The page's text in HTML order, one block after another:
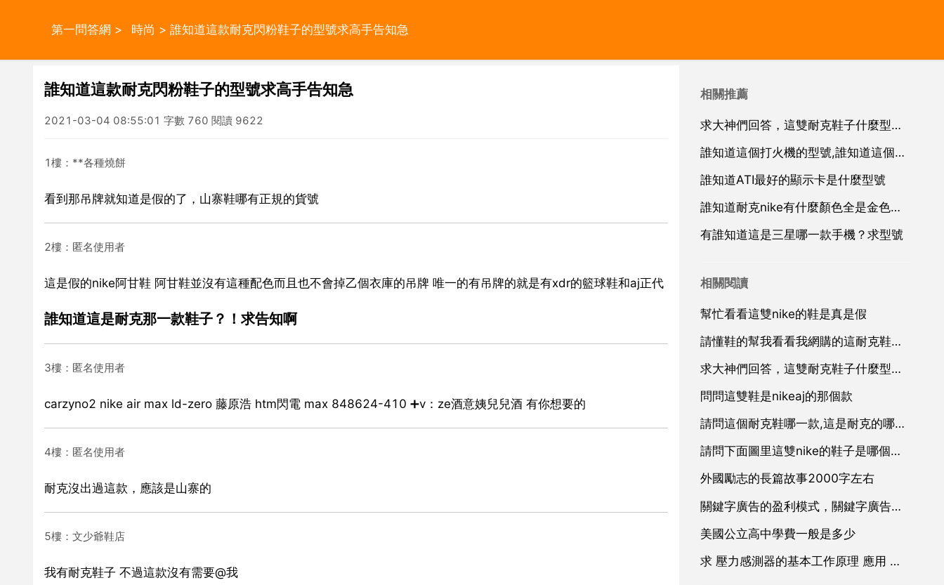
第一問答網 > 時尚 > 誰知道這款耐克閃粉鞋子的型號求高手告知急
誰知道這款耐克閃粉鞋子的型號求高手告知急
2021-03-04 08:55:01 字數 760 閱讀 9622
1樓：**各種燒餅
看到那吊牌就知道是假的了，山寨鞋哪有正規的貨號
2樓：匿名使用者
這是假的nike阿甘鞋 阿甘鞋並沒有這種配色而且也不會掉乙個衣庫的吊牌 唯一的有吊牌的就是有xdr的籃球鞋和aj正代
誰知道這是耐克那一款鞋子？！求告知啊
3樓：匿名使用者
carzyno2 nike air max ld-zero 藤原浩 htm閃電 max 848624-410 ➕v：ze酒意姨兒兒酒 有你想要的
4樓：匿名使用者
耐克沒出過這款，應該是山寨的
5樓：文少爺鞋店
我有耐克鞋子 不過這款沒有需要@我
相關推薦
求大神們回答，這雙耐克鞋子什麼型號的啊！高懸賞。跪求
誰知道這個打火機的型號,誰知道這個打火機的型號
誰知道ATI最好的顯示卡是什麼型號
誰知道耐克nike有什麼顏色全是金色的鞋子,型號款式告知
有誰知道這是三星哪一款手機？求型號
相關閱讀
幫忙看看這雙nike的鞋是真是假
請懂鞋的幫我看看我網購的這耐克鞋是真的還是假的
求大神們回答，這雙耐克鞋子什麼型號的啊！高懸賞。跪求
問問這雙鞋是nikeaj的那個款
請問這個耐克鞋哪一款,這是耐克的哪款鞋子？
請問下面圖里這雙nike的鞋子是哪個鞋型
外國勵志的長篇故事2000字左右
關鍵字廣告的盈利模式，關鍵字廣告廣告
美國公立高中學費一般是多少
求 壓力感測器的基本工作原理 應用 和設計 方面的資料